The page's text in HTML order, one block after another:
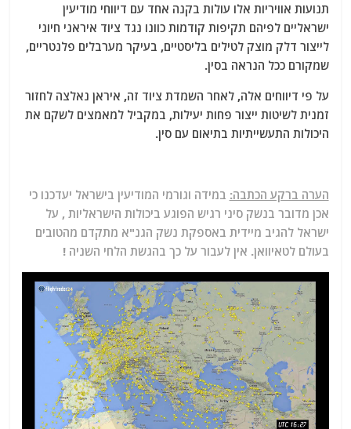
תנועות אוויריות אלו עולות בקנה אחד עם דיווחי מודיעין
ישראליים לפיהם תקיפות קודמות כוונו נגד ציוד איראני חיוני
לייצור דלק מוצק לטילים בליסטיים, בעיקר מערבלים פלנטריים,
שמקורם ככל הנראה בסין.
על פי דיווחים אלה, לאחר השמדת ציוד זה, איראן נאלצה לחזור
זמנית לשיטות ייצור פחות יעילות, במקביל למאמצים לשקם את
היכולות התעשייתיות בתיאום עם סין.
הערה ברקע הכתבה: במידה וגורמי המודיעין בישראל יעדכנו כי
אכן מדובר בנשק סיני רגיש הפוגע ביכולות הישראליות , על
ישראל להגיב מיידית באספקת נשק הגנ"א מתקדם מהטובים
בעולם לטאיוואן. אין לעבור על כך בהגשת הלחי השניה !